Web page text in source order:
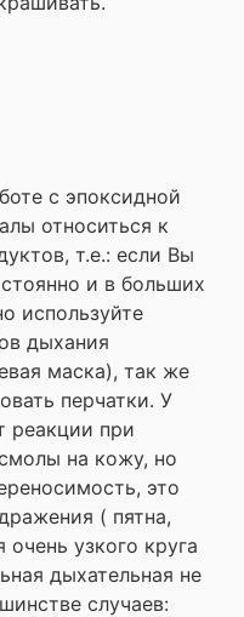
с эпоксидной
относиться к
т.е.: если Вы
и в больших
используйте
дыхания
маска), так же
перчатки. У
реакции при
на кожу, но
это
( пятна,
узкого круга
дыхательная не
случаев: